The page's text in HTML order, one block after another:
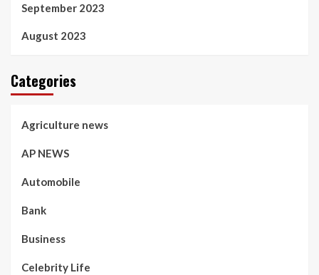
September 2023
August 2023
Categories
Agriculture news
AP NEWS
Automobile
Bank
Business
Celebrity Life